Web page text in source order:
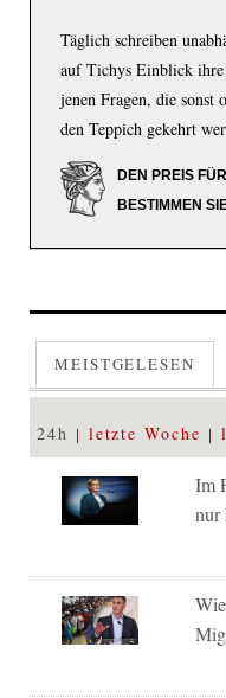
Täglich schreiben
auf Tichys Einblick
jenen Fragen, die sonst
den Teppich gekehrt
DEN PREIS
BESTIMMEN
MEISTGELESEN
24h letzte Woche
Im
nur